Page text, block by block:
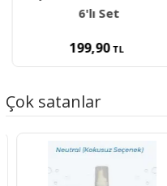
6'lı Set
199,90TL
Çok satanlar